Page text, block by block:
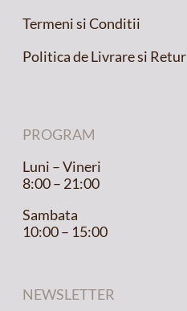
Termeni si Conditii
Politica de Livrare si Retur
PROGRAM
Luni – Vineri
8:00 – 21:00
Sambata
10:00 – 15:00
NEWSLETTER